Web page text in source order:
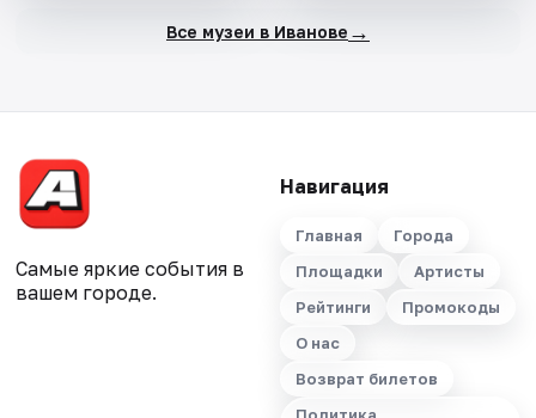
Все музеи в Иванове →
Самые яркие события в
вашем городе.
Навигация
Главная
Города
Площадки
Артисты
Рейтинги
Промокоды
О нас
Возврат билетов